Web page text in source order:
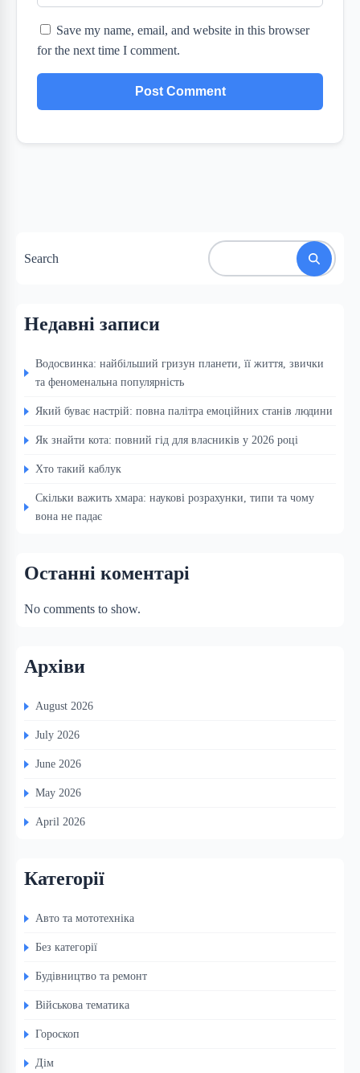
Save my name, email, and website in this browser
for the next time I comment.
Search
Недавні записи
Водосвинка: найбільший гризун планети, її життя, звички
та феноменальна популярність
Який буває настрій: повна палітра емоційних станів людини
Як знайти кота: повний гід для власників у 2026 році
Хто такий каблук
Скільки важить хмара: наукові розрахунки, типи та чому
вона не падає
Останні коментарі
No comments to show.
Архіви
August 2026
July 2026
June 2026
May 2026
April 2026
Категорії
Авто та мототехніка
Без категорії
Будівництво та ремонт
Військова тематика
Гороскоп
Дім